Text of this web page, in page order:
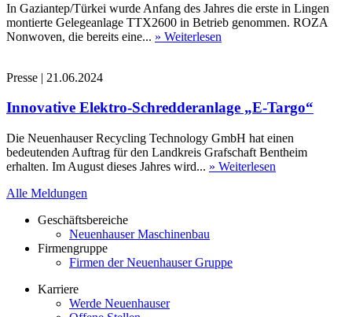
In Gaziantep/Türkei wurde Anfang des Jahres die erste in Lingen
montierte Gelegeanlage TTX2600 in Betrieb genommen. ROZA
Nonwoven, die bereits eine... » Weiterlesen
Presse | 21.06.2024
Innovative Elektro-Schredderanlage „E-Targo“
Die Neuenhauser Recycling Technology GmbH hat einen
bedeutenden Auftrag für den Landkreis Grafschaft Bentheim
erhalten. Im August dieses Jahres wird... » Weiterlesen
Alle Meldungen
Geschäftsbereiche
Neuenhauser Maschinenbau
Firmengruppe
Firmen der Neuenhauser Gruppe
Karriere
Werde Neuenhauser